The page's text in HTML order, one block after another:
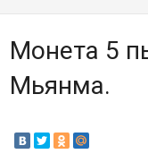
Монета 5
Мьянма.